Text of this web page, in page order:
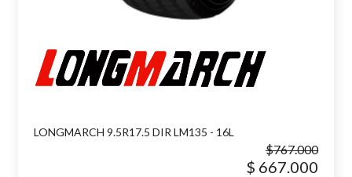
LONGMARCH 9.5R17.5 DIR LM135 - 16L
$767.000
$ 667.000